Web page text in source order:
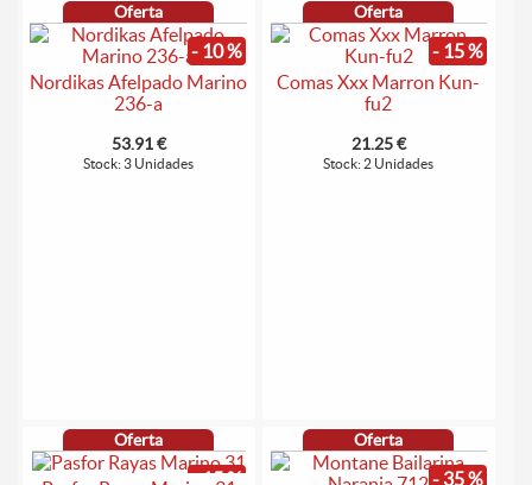
Oferta
- 10 %
Nordikas Afelpado Marino
236-a
53.91 €
Stock: 3 Unidades
Oferta
- 15 %
Comas Xxx Marron Kun-
fu2
21.25 €
Stock: 2 Unidades
Oferta
- 15 %
Oferta
- 35 %